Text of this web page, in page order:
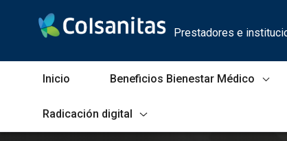
Saltar al contenido principal
Prestadores e
Inicio Beneficios Bienestar Médico
Radicación digital